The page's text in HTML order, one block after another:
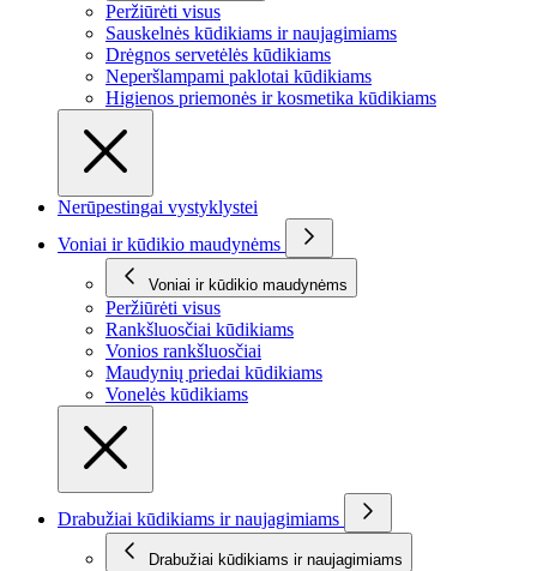
Peržiūrėti visus
Sauskelnės kūdikiams ir naujagimiams
Drėgnos servetėlės kūdikiams
Neperšlampami paklotai kūdikiams
Higienos priemonės ir kosmetika kūdikiams
Nerūpestingai vystyklystei
Voniai ir kūdikio maudynėms
Voniai ir kūdikio maudynėms
Peržiūrėti visus
Rankšluosčiai kūdikiams
Vonios rankšluosčiai
Maudynių priedai kūdikiams
Vonelės kūdikiams
Drabužiai kūdikiams ir naujagimiams
Drabužiai kūdikiams ir naujagimiams